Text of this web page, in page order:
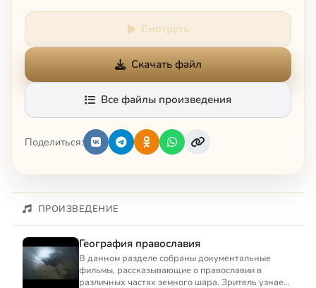
Смотреть
Скачать файл
Все файлы произведения
Поделиться:
ПРОИЗВЕДЕНИЕ
География православия
В данном разделе собраны документальные
фильмы, рассказывающие о православии в
различных частях земного шара. Зритель узнает